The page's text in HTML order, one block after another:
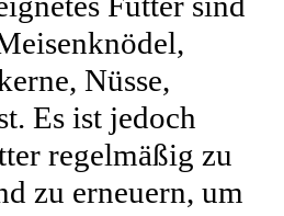
Nüsse,
Es ist jedoch
regelmäßig zu
zu erneuern, um